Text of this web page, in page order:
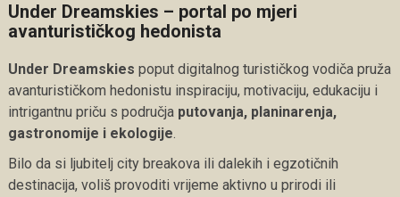
Under Dreamskies – portal po mjeri
avanturističkog hedonista
Under Dreamskies poput digitalnog turističkog vodiča pruža
avanturističkom hedonistu inspiraciju, motivaciju, edukaciju i
intrigantnu priču s područja putovanja, planinarenja,
gastronomije i ekologije.
Bilo da si ljubitelj city breakova ili dalekih i egzotičnih
destinacija, voliš provoditi vrijeme aktivno u prirodi ili